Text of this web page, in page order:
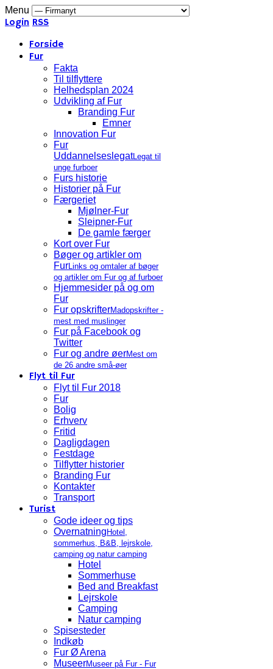
Menu
Login RSS
Forside
Fur
Fakta
Til tilflyttere
Helhedsplan 2024
Udvikling af Fur
Branding Fur
Emner
Innovation Fur
Fur
UddannelseslegatLegat til
unge furboer
Furs historie
Historier på Fur
Færgeriet
Mjølner-Fur
Sleipner-Fur
De gamle færger
Kort over Fur
Bøger og artikler om
FurLinks og omtaler af bøger
og artikler om Fur og af furboer
Hjemmesider på og om
Fur
Fur opskrifterMadopskrifter -
mest med muslinger
Fur på Facebook og
Twitter
Fur og andre øerMest om
de 26 andre små-øer
Flyt til Fur
Flyt til Fur 2018
Fur
Bolig
Erhverv
Fritid
Dagligdagen
Festdage
Tilflytter historier
Branding Fur
Kontakter
Transport
Turist
Gode ideer og tips
Overnatning Hotel,
sommerhus, B&B, lejrskole,
camping og natur camping
Hotel
Sommerhuse
Bed and Breakfast
Lejrskole
Camping
Natur camping
Spisesteder
Indkøb
Fur Ø Arena
MuseerMuseer på Fur - Fur